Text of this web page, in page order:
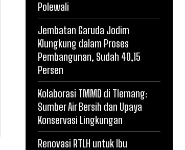
Polewali
Jembatan Garuda Jodim
Klungkung dalam Proses
Pembangunan, Sudah 40,15
Persen
Kolaborasi TMMD di Tlemang:
Sumber Air Bersih dan Upaya
Konservasi Lingkungan
Renovasi RTLH untuk Ibu